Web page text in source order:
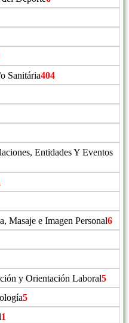
Sanitária404
Entidades Y Eventos
Masaje e Imagen Personal6
y Orientación Laboral5
5
1